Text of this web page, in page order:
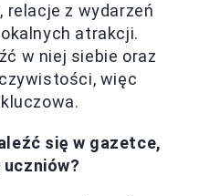
relacje z wydarzeń
atrakcji.
w niej siebie oraz
więc
się w gazetce,